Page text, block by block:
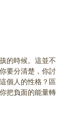
的時候。這並不
要分清楚，你討
個人的性格？區
把負面的能量轉